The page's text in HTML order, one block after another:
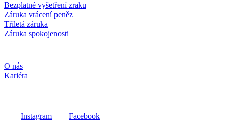
Bezplatné vyšetření zraku
Záruka vrácení peněz
Tříletá záruka
Záruka spokojenosti
O nás
Kariéra
Instagram Facebook